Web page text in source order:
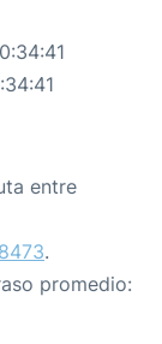
entre
.
promedio: